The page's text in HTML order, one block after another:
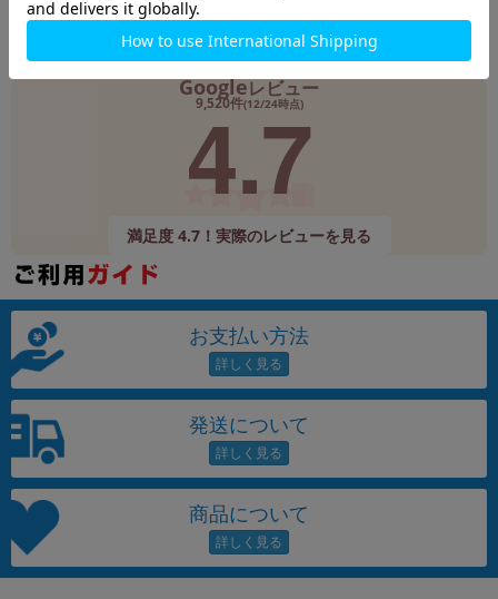
Googleレビュー
9,520件(12/24時点)
4.7
満足度 4.7！実際のレビューを見る
お支払い方法
発送について
商品について